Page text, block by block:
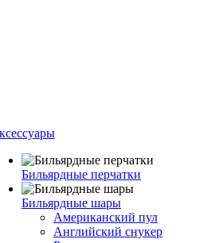
Бильярдные перчатки
Бильярдные шары
Американский пул
Английский снукер